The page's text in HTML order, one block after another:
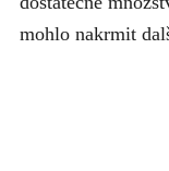
mohlo nakrmit